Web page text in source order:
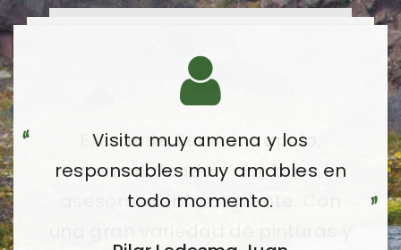
Visita muy amena y los
responsables muy amables en
todo momento.